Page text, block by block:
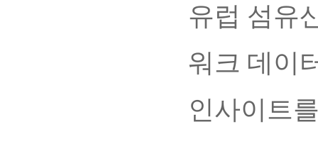
유럽 섬유
워크 데이
인사이트